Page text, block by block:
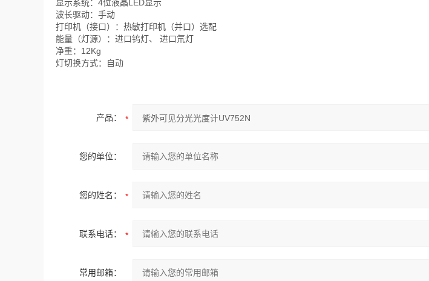
显示系统：4位液晶LED显示
波长驱动：手动
打印机（接口）：热敏打印机（并口）选配
能量（灯源）：进口钨灯、 进口氘灯
净重：12Kg
灯切换方式：自动
产品：
您的单位：
您的姓名：
联系电话：
常用邮箱：